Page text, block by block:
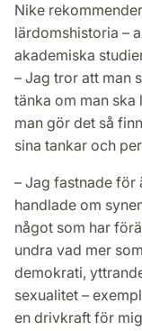
Nike
lärdomshistoria –
akademiska
– Jag tror att man
tänka om man
man gör det så
sina tankar och
– Jag fastnade för
handlade om
något som har
undra vad mer
demokrati,
sexualitet –
en drivkraft för